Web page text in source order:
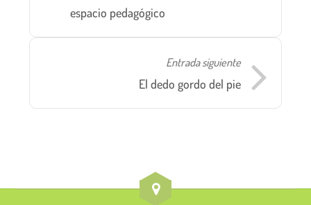
espacio pedagógico
Entrada siguiente
El dedo gordo del pie